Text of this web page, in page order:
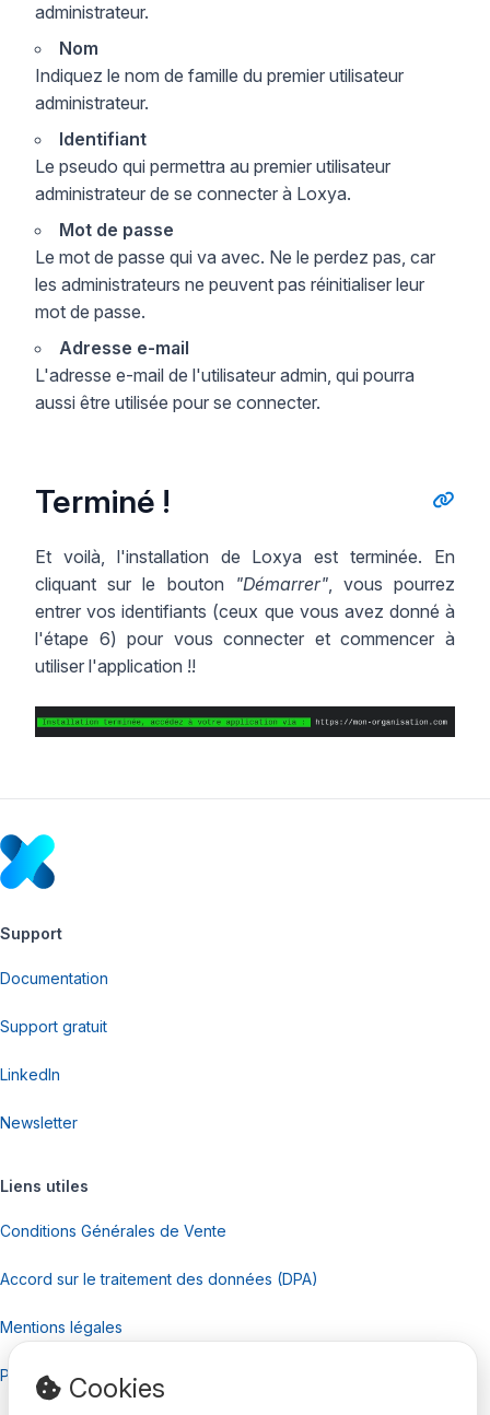
administrateur.
Nom
Indiquez le nom de famille du premier utilisateur
administrateur.
Identifiant
Le pseudo qui permettra au premier utilisateur
administrateur de se connecter à Loxya.
Mot de passe
Le mot de passe qui va avec. Ne le perdez pas, car
les administrateurs ne peuvent pas réinitialiser leur
mot de passe.
Adresse e-mail
L'adresse e-mail de l'utilisateur admin, qui pourra
aussi être utilisée pour se connecter.
Terminé !
Et voilà, l'installation de Loxya est terminée. En
cliquant sur le bouton
"Démarrer", vous pourrez
entrer vos identifiants (ceux que vous avez donné à
l'étape 6) pour vous connecter et commencer à
utiliser l'application !!
Support
Documentation
Support gratuit
LinkedIn
Newsletter
Liens utiles
Conditions Générales de Vente
Accord sur le traitement des données (DPA)
Mentions légales
Politique de confidentialité
Cookies